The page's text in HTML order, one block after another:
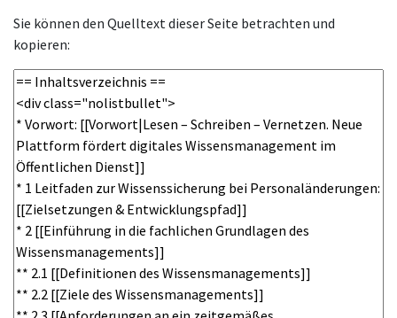
Sie können den Quelltext dieser Seite betrachten und
kopieren: